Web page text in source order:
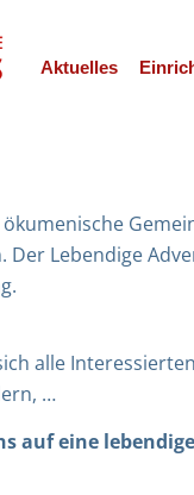
Aktuelles
Lebendige
alle
…
auf eine